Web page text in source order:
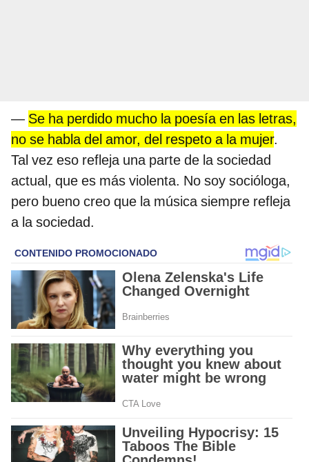
— Se ha perdido mucho la poesía en las letras,
no se habla del amor, del respeto a la mujer.
Tal vez eso refleja una parte de la sociedad
actual, que es más violenta. No soy socióloga,
pero bueno creo que la música siempre refleja
a la sociedad.